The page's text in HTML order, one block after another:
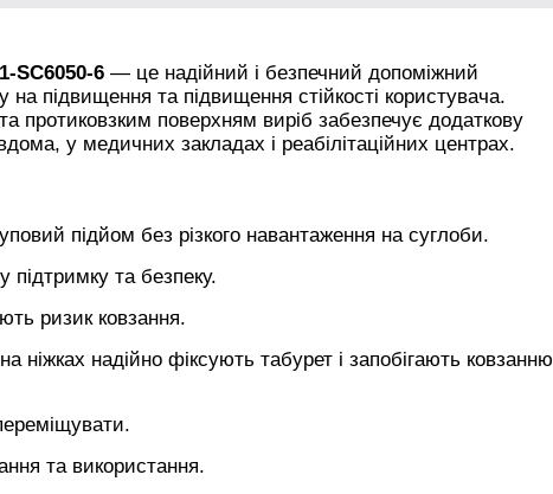
SC6050-6 — це надійний і безпечний допоміжний
підвищення та підвищення стійкості користувача.
протиковзким поверхням виріб забезпечує додаткову
у медичних закладах і реабілітаційних центрах.
підйом без різкого навантаження на суглоби.
та безпеку.
ризик ковзання.
ніжках надійно фіксують табурет і запобігають ковзанню
та використання.